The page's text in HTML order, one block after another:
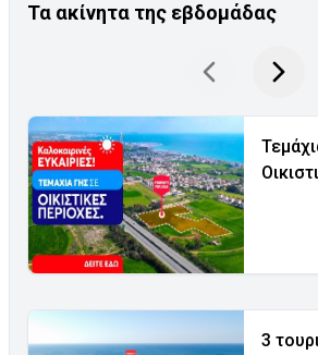
Τα ακίνητα της εβδομάδας
3